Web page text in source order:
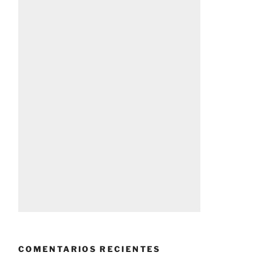
COMENTARIOS RECIENTES